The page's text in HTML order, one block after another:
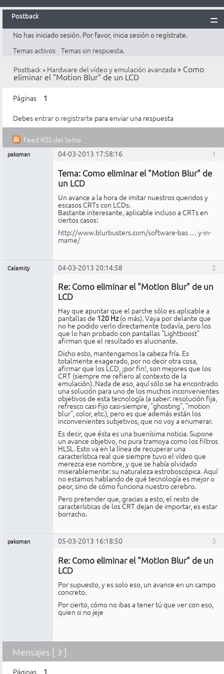
Postback
Inicio
Postback
Reglas
Registrarte
Entrar
No has iniciado sesión. Por favor, inicia sesión o regístrate.
Temas activos Temas sin respuesta.
Postback» Hardware del vídeo y emulación avanzada » Como
eliminar el "Motion Blur" de un LCD
Páginas
1
Debesentraro registrarte para enviar una respuesta
Feed RSS del tema
1
pakoman 04-03-2013 17:58:16
Tema: Como eliminar el "Motion Blur" de
un LCD
Un avance a la hora de imitar nuestros queridos y
escasos CRTs con LCDs.
Bastante interesante, aplicable incluso a CRTs en
ciertos casos:
http://www.blurbusters.com/software-bas … y-in-
mame/
2
Calamity 04-03-2013 20:14:58
Re: Como eliminar el "Motion Blur" de un
LCD
Hay que apuntar que el parche sólo es aplicable a
pantallas de 120 Hz(o más). Vaya por delante que
no he podido verlo directamente todavía, pero los
que lo han probado con pantallas "Lightboost"
afirman que el resultado es alucinante.
Dicho esto, mantengamos la cabeza fría. Es
totalmente exagerado, por no decir otra cosa,
afirmar que los LCD, ¡por fin!, son mejores que los
CRT (siempre me refiero al contexto de la
emulación). Nada de eso, aquí sólo se ha encontrado
una solución para uno de los muchos inconvenientes
objetivos de esta tecnología (a saber: resolución fija,
refresco casi-fijo casi-siempre, "ghosting", "motion
blur", color, etc.), pero es que además están los
inconvenientes subjetivos, que no voy a enumerar.
Es decir, que ésta es una buenísima noticia. Supone
un avance objetivo, no pura tramoya como los filtros
HLSL. Esto va en la línea de recuperar una
característica real que siempre tuvo el vídeo que
merezca ese nombre, y que se había olvidado
miserablemente: su naturaleza estroboscópica. Aquí
no estamos hablando de qué tecnología es mejor o
peor, sino de cómo funciona nuestro cerebro.
Pero pretender que, gracias a esto, el resto de
características de los CRT dejan de importar, es estar
borracho.
3
pakoman 05-03-2013 16:18:50
Re: Como eliminar el "Motion Blur" de un
LCD
Por supuesto, y es solo eso, un avance en un campo
concreto.
Por cierto, cómo no ibas a tener tú que ver con eso,
quien si no jeje
Mensajes [ 3 ]
Páginas 1